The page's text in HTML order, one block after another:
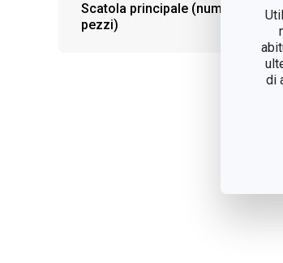
di
Scatola principale (numero di
pezzi)